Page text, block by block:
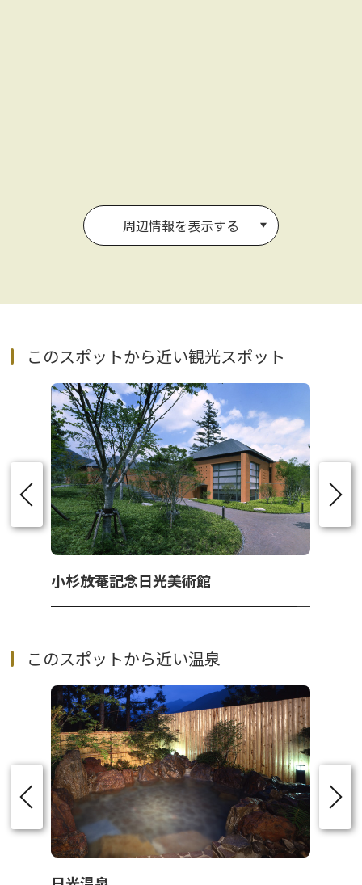
周辺情報を表示する
このスポットから近い観光スポット
小杉放菴記念日光美術館
このスポットから近い温泉